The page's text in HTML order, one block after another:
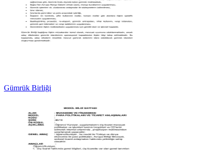
Gümrük Birliği